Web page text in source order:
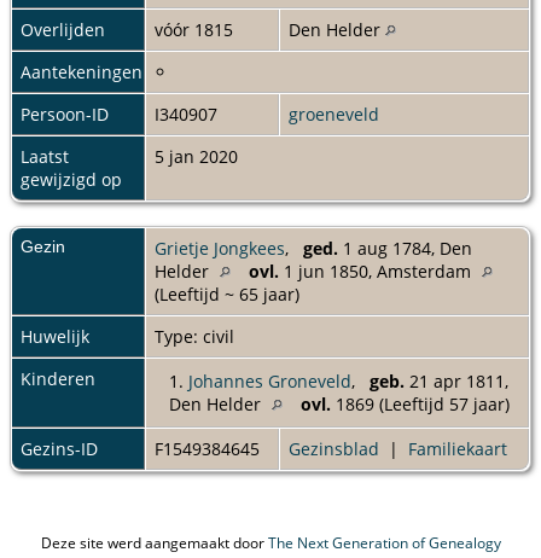
Overlijden
vóór 1815
Den Helder
Aantekeningen
Persoon-ID
I340907
groeneveld
Laatst
gewijzigd op
5 jan 2020
Gezin Grietje Jongkees, ged. 1 aug 1784, Den
Helder
ovl. 1 jun 1850, Amsterdam
(Leeftijd ~ 65 jaar)
Huwelijk
Type: civil
Kinderen
1. Johannes Groneveld, geb. 21 apr 1811,
Den Helder
ovl. 1869 (Leeftijd 57 jaar)
Gezins-ID
F1549384645 Gezinsblad | Familiekaart
Deze site werd aangemaakt doorThe Next Generation of Genealogy